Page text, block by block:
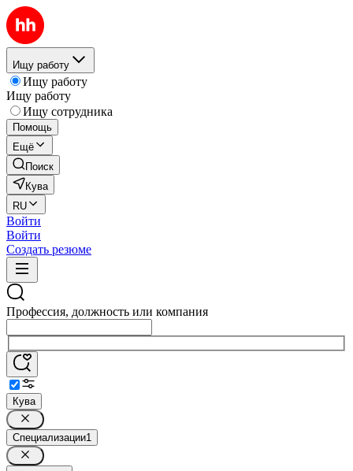
Ищу работу
Ищу работу
Ищу работу
Ищу сотрудника
Помощь
Ещё
Поиск
Кува
RU
Войти
Войти
Создать резюме
Профессия, должность или компания
Кува
Специализации1